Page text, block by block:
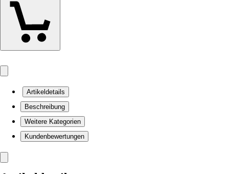
Artikeldetails
Beschreibung
Weitere Kategorien
Kundenbewertungen